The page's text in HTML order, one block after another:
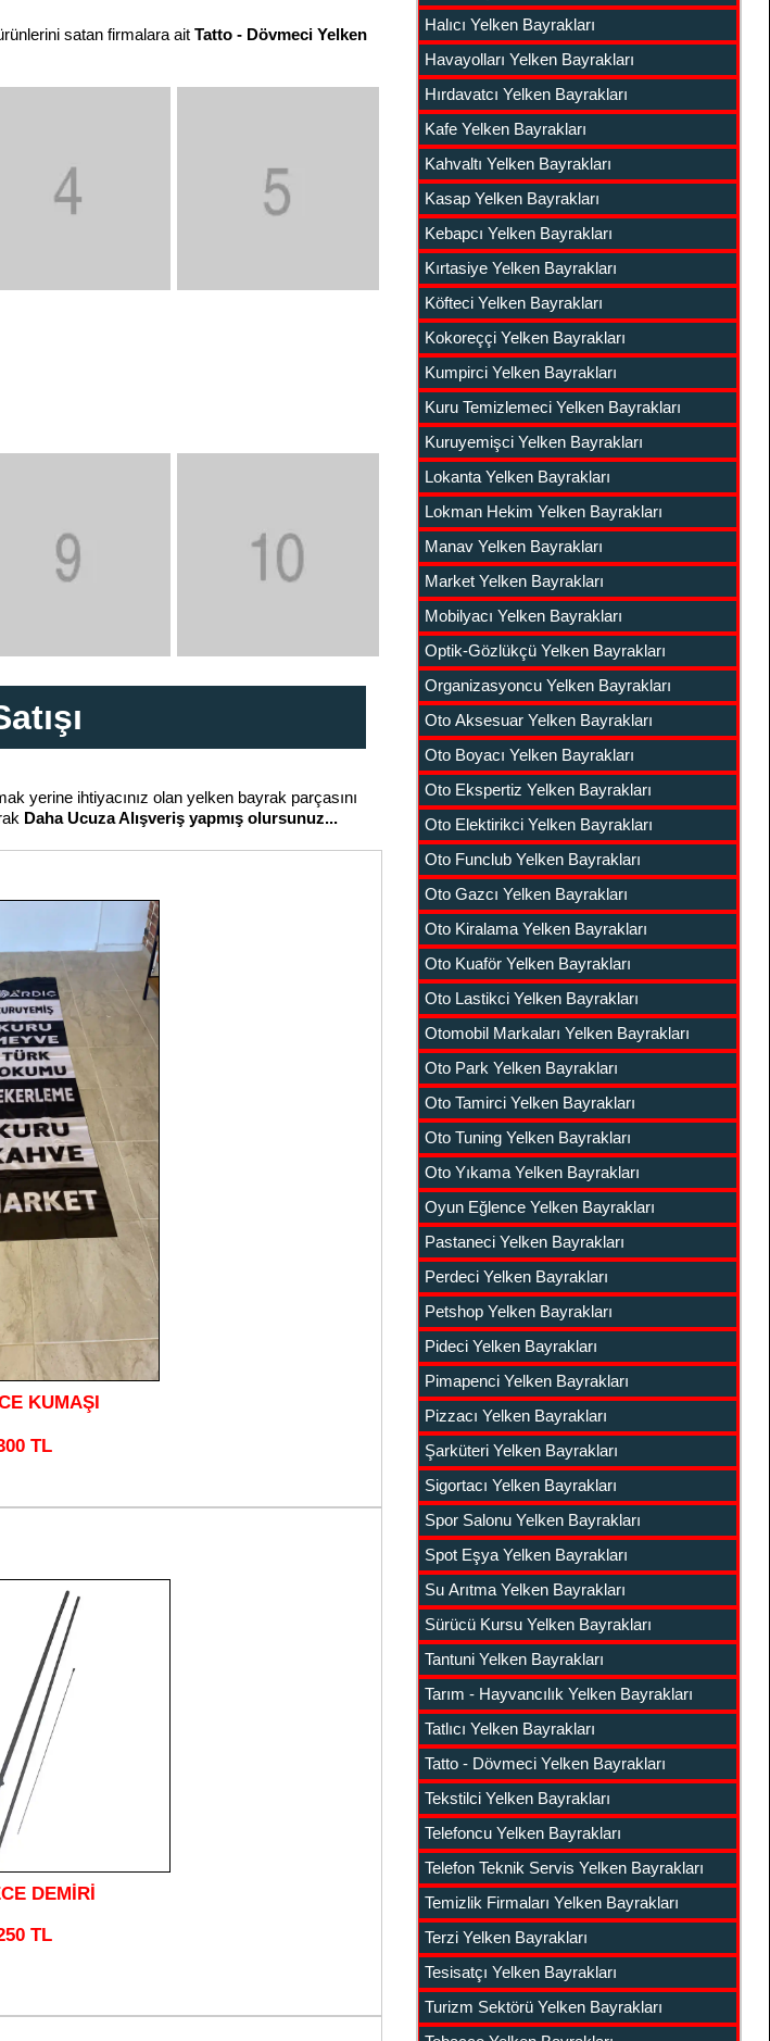
satan firmalara ait Tatto - Dövmeci Yelken
yerine ihtiyacınız olan yelken bayrak parçasını
Daha Ucuza Alışveriş yapmış olursunuz...
KUMAŞI
TL
DEMİRİ
TL
Halıcı Yelken Bayrakları
Havayolları Yelken Bayrakları
Hırdavatcı Yelken Bayrakları
Kafe Yelken Bayrakları
Kahvaltı Yelken Bayrakları
Kasap Yelken Bayrakları
Kebapcı Yelken Bayrakları
Kırtasiye Yelken Bayrakları
Köfteci Yelken Bayrakları
Kokoreççi Yelken Bayrakları
Kumpirci Yelken Bayrakları
Kuru Temizlemeci Yelken Bayrakları
Kuruyemişci Yelken Bayrakları
Lokanta Yelken Bayrakları
Lokman Hekim Yelken Bayrakları
Manav Yelken Bayrakları
Market Yelken Bayrakları
Mobilyacı Yelken Bayrakları
Optik-Gözlükçü Yelken Bayrakları
Organizasyoncu Yelken Bayrakları
Oto Aksesuar Yelken Bayrakları
Oto Boyacı Yelken Bayrakları
Oto Ekspertiz Yelken Bayrakları
Oto Elektirikci Yelken Bayrakları
Oto Funclub Yelken Bayrakları
Oto Gazcı Yelken Bayrakları
Oto Kiralama Yelken Bayrakları
Oto Kuaför Yelken Bayrakları
Oto Lastikci Yelken Bayrakları
Otomobil Markaları Yelken Bayrakları
Oto Park Yelken Bayrakları
Oto Tamirci Yelken Bayrakları
Oto Tuning Yelken Bayrakları
Oto Yıkama Yelken Bayrakları
Oyun Eğlence Yelken Bayrakları
Pastaneci Yelken Bayrakları
Perdeci Yelken Bayrakları
Petshop Yelken Bayrakları
Pideci Yelken Bayrakları
Pimapenci Yelken Bayrakları
Pizzacı Yelken Bayrakları
Şarküteri Yelken Bayrakları
Sigortacı Yelken Bayrakları
Spor Salonu Yelken Bayrakları
Spot Eşya Yelken Bayrakları
Su Arıtma Yelken Bayrakları
Sürücü Kursu Yelken Bayrakları
Tantuni Yelken Bayrakları
Tarım - Hayvancılık Yelken Bayrakları
Tatlıcı Yelken Bayrakları
Tatto - Dövmeci Yelken Bayrakları
Tekstilci Yelken Bayrakları
Telefoncu Yelken Bayrakları
Telefon Teknik Servis Yelken Bayrakları
Temizlik Firmaları Yelken Bayrakları
Terzi Yelken Bayrakları
Tesisatçı Yelken Bayrakları
Turizm Sektörü Yelken Bayrakları